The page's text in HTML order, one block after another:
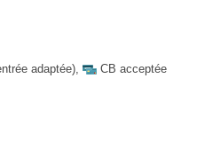
adaptée),
CB acceptée